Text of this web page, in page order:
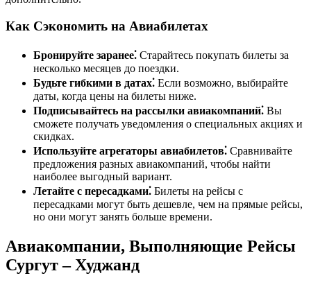
Как Сэкономить на Авиабилетах
Бронируйте заранее⁚ Старайтесь покупать билеты за
несколько месяцев до поездки.
Будьте гибкими в датах⁚ Если возможно, выбирайте
даты, когда цены на билеты ниже.
Подписывайтесь на рассылки авиакомпаний⁚ Вы
сможете получать уведомления о специальных акциях и
скидках.
Используйте агрегаторы авиабилетов⁚ Сравнивайте
предложения разных авиакомпаний, чтобы найти
наиболее выгодный вариант.
Летайте с пересадками⁚ Билеты на рейсы с
пересадками могут быть дешевле, чем на прямые рейсы,
но они могут занять больше времени.
Авиакомпании, Выполняющие Рейсы
Сургут – Худжанд